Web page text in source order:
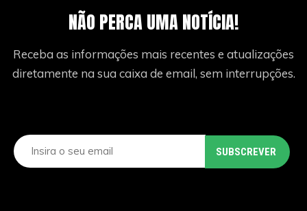
NÃO PERCA UMA NOTÍCIA!
Receba as informações mais recentes e atualizações
diretamente na sua caixa de email, sem interrupções.